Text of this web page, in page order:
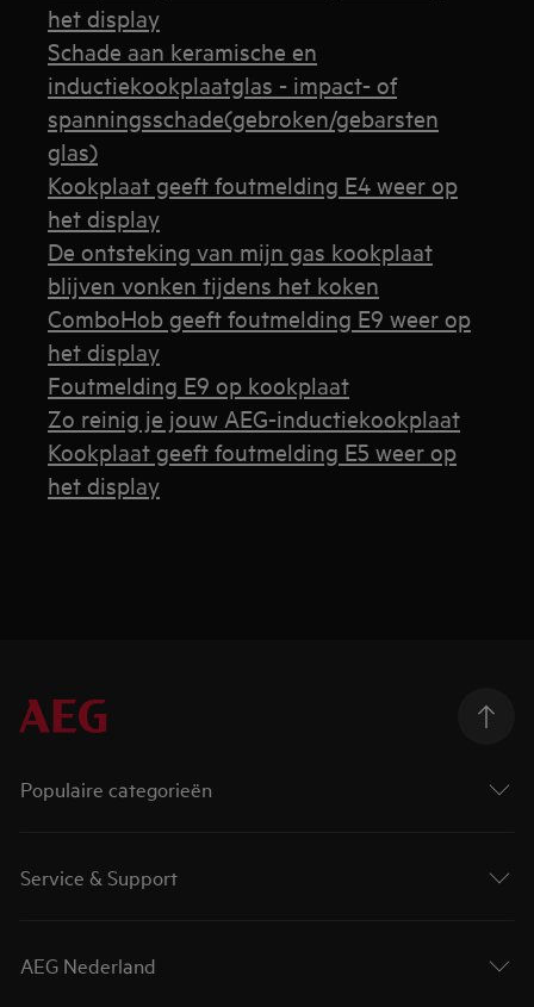
het display
Schade aan keramische en
inductiekookplaatglas - impact- of
spanningsschade(gebroken/gebarsten
glas)
Kookplaat geeft foutmelding E4 weer op
het display
De ontsteking van mijn gas kookplaat
blijven vonken tijdens het koken
ComboHob geeft foutmelding E9 weer op
het display
Foutmelding E9 op kookplaat
Zo reinig je jouw AEG-inductiekookplaat
Kookplaat geeft foutmelding E5 weer op
het display
Populaire categorieën
Service & Support
AEG Nederland